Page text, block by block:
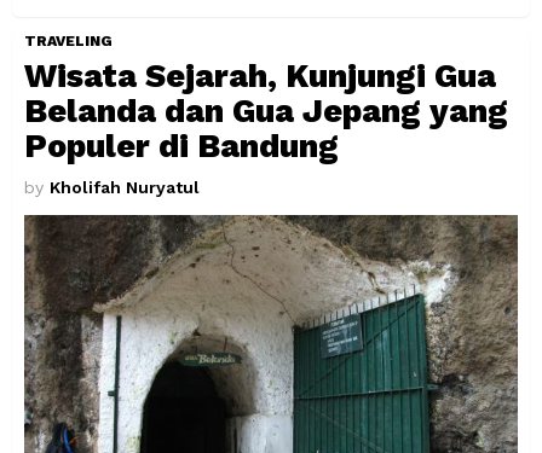
TRAVELING
Wisata Sejarah, Kunjungi Gua
Belanda dan Gua Jepang yang
Populer di Bandung
by Kholifah Nuryatul